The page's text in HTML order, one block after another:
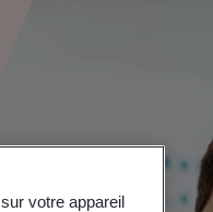
votre appareil